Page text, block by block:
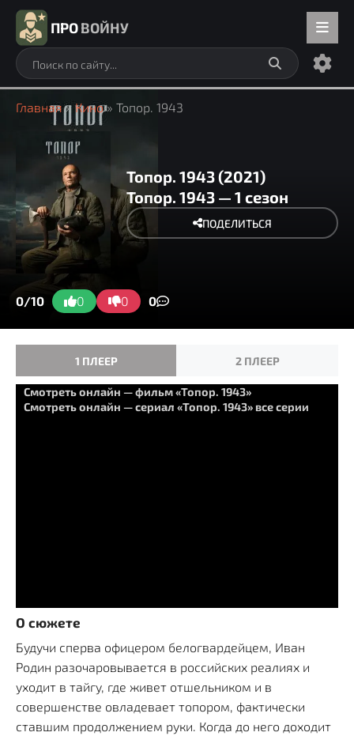
ПРОВОЙНУ
Главная» Кино» Топор. 1943
Топор. 1943 (2021)
Топор. 1943 — 1 сезон
ПОДЕЛИТЬСЯ
0/10 0 0 0
1 ПЛЕЕР 2 ПЛЕЕР
Смотреть онлайн — фильм «Топор. 1943»
Смотреть онлайн — сериал «Топор. 1943» все серии
О сюжете
Будучи сперва офицером белогвардейцем, Иван
Родин разочаровывается в российских реалиях и
уходит в тайгу, где живет отшельником и в
совершенстве овладевает топором, фактически
ставшим продолжением руки. Когда до него доходит